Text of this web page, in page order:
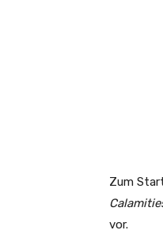
Zum
vor.